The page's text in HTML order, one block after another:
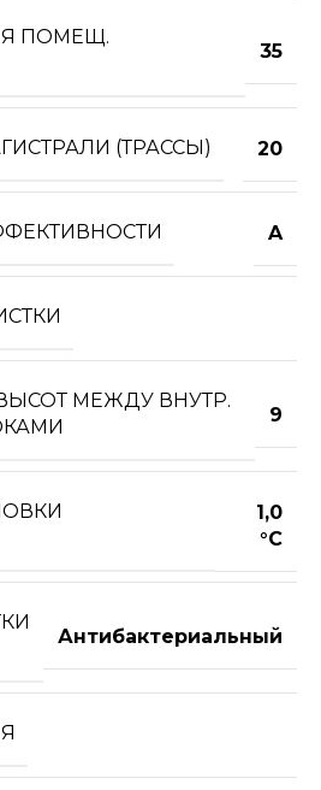
ПОМЕЩ.
35
(ТРАССЫ) 20
A
МЕЖДУ ВНУТР.
9
1,0
°С
Антибактериальный